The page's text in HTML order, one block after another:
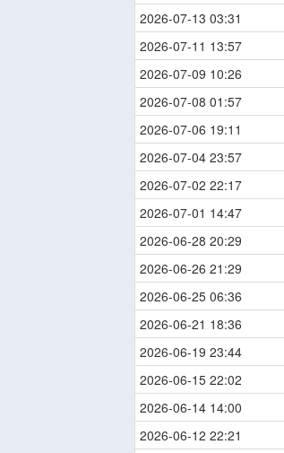
2026-07-13 03:31
2026-07-11 13:57
2026-07-09 10:26
2026-07-08 01:57
2026-07-06 19:11
2026-07-04 23:57
2026-07-02 22:17
2026-07-01 14:47
2026-06-28 20:29
2026-06-26 21:29
2026-06-25 06:36
2026-06-21 18:36
2026-06-19 23:44
2026-06-15 22:02
2026-06-14 14:00
2026-06-12 22:21